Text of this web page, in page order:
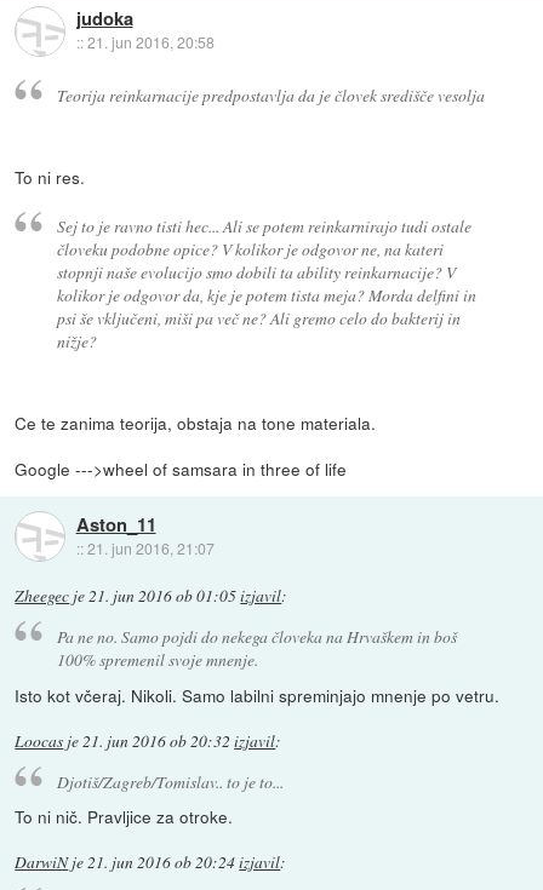
judoka
::21. jun 2016, 20:58
Teorija reinkarnacije predpostavlja da je človek središče vesolja
To ni res.
Sej to je ravno tisti hec... Ali se potem reinkarnirajo tudi ostale
človeku podobne opice? V kolikor je odgovor ne, na kateri
stopnji naše evolucijo smo dobili ta ability reinkarnacije? V
kolikor je odgovor da, kje je potem tista meja? Morda delfini in
psi še vključeni, miši pa več ne? Ali gremo celo do bakterij in
nižje?
Ce te zanima teorija, obstaja na tone materiala.
Google --->wheel of samsara in three of life
Aston_11
::21. jun 2016, 21:07
Zheegec je21. jun 2016 ob 01:05izjavil:
Pa ne no. Samo pojdi do nekega človeka na Hrvaškem in boš
100% spremenil svoje mnenje.
Isto kot včeraj. Nikoli. Samo labilni spreminjajo mnenje po vetru.
Loocas je21. jun 2016 ob 20:32 izjavil:
Djotiš/Zagreb/Tomislav.. to je to...
To ni nič. Pravljice za otroke.
DarwiNje21. jun 2016 ob 20:24izjavil: